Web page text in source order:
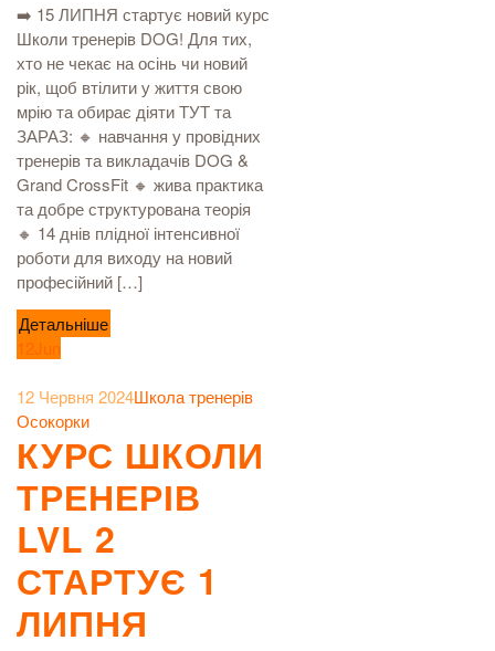
➡️ 15 ЛИПНЯ стартує новий курс
Школи тренерів DOG! Для тих,
хто не чекає на осінь чи новий
рік, щоб втілити у життя свою
мрію та обирає діяти ТУТ та
ЗАРАЗ: 🔸 навчання у провідних
тренерів та викладачів DOG &
Grand CrossFit 🔸 жива практика
та добре структурована теорія
🔸 14 днів плідної інтенсивної
роботи для виходу на новий
професійний […]
Детальніше
12Jun
12 Червня 2024Школа тренерів
Осокорки
КУРС ШКОЛИ
ТРЕНЕРІВ
LVL 2
СТАРТУЄ 1
ЛИПНЯ